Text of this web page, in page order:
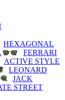
HEXAGONAL
FERRARI
ACTIVE STYLE
LEONARD
JACK
STREET